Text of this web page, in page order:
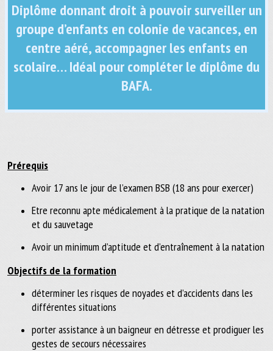
Diplôme donnant droit à pouvoir surveiller un
groupe d’enfants en colonie de vacances, en
centre aéré, accompagner les enfants en
scolaire… Idéal pour compléter le diplôme du
BAFA.
Prérequis
Avoir 17 ans le jour de l’examen BSB (18 ans pour exercer)
Etre reconnu apte médicalement à la pratique de la natation
et du sauvetage
Avoir un minimum d’aptitude et d’entraînement à la natation
Objectifs de la formation
déterminer les risques de noyades et d’accidents dans les
différentes situations
porter assistance à un baigneur en détresse et prodiguer les
gestes de secours nécessaires